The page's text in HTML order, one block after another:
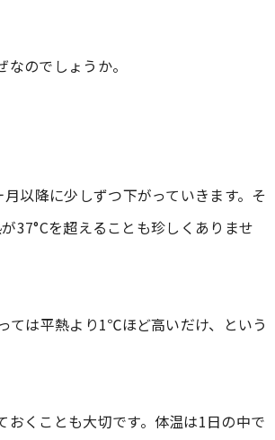
のでしょうか。
以降に少しずつ下がっていきます。そ
37°Cを超えることも珍しくありませ
ては平熱より1℃ほど高いだけ、という
くことも大切です。体温は1日の中で